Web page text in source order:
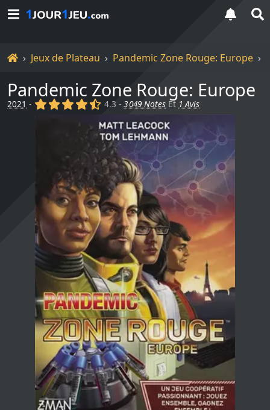
Accueil
Jeux de Plateau Pandemic Zone Rouge: Europe
Pandemic Zone Rouge: Europe
2021 - (x) (x) (x) (x) (,)
4.3 -3 049 Notes Et 1 Avis